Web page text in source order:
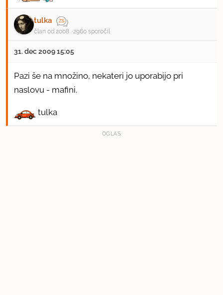
tulka
član od 2008 2960 sporočil
31. dec 2009 15:05
Pazi še na množino, nekateri jo uporabijo pri
naslovu - mafini.
tulka
OGLAS